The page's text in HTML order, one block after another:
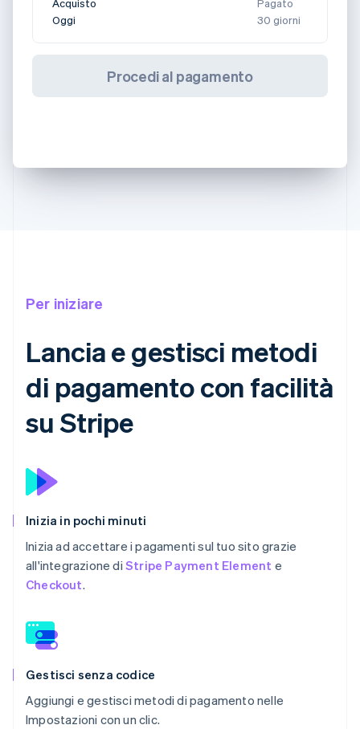
Acquisto
Oggi
Pagato
30 giorni
Procedi al pagamento
Per iniziare
Lancia e gestisci metodi
di pagamento con facilità
su Stripe
Inizia in pochi minuti
Inizia ad accettare i pagamenti sul tuo sito grazie
all'integrazione di Stripe Payment Element e
Checkout.
Gestisci senza codice
Aggiungi e gestisci metodi di pagamento nelle
Impostazioni con un clic.